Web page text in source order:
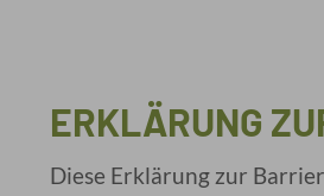
ERKLÄRUNG
Diese Erklärung zur